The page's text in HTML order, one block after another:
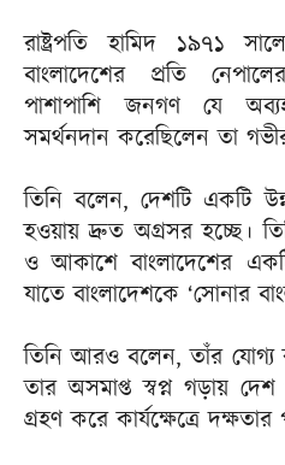
রাষ্ট্রপতি হামিদ ১৯৭১
বাংলাদেশের প্রতি
পাশাপাশি জনগণ যে
সমর্থনদান করেছিলেন তা
তিনি বলেন, দেশটি একটি
হওয়ায় দ্রুত অগ্রসর হচ্ছে।
ও আকাশে বাংলাদেশের
যাতে বাংলাদেশকে ‘সোনার
তিনি আরও বলেন, তাঁর যোগ্য
তার অসমাপ্ত স্বপ্ন গড়ায় দেশ
গ্রহণ করে কার্যক্ষেত্রে